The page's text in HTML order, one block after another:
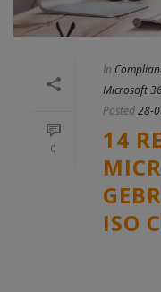
0
In
Microsoft
Posted28-
14
ISO